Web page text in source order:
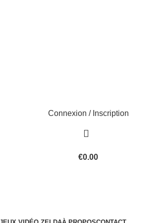
Connexion / Inscription
€0.00